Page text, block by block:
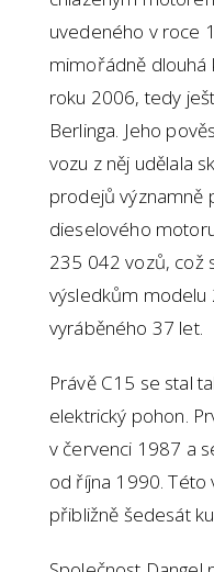
uvedeného v roce
mimořádně dlouhá
roku 2006, tedy
Berlinga. Jeho
vozu z něj udělala
prodejů významně
dieselového
235 042 vozů, což
výsledkům modelu
vyráběného 37 let.
Právě C15 se stal
elektrický pohon.
v červenci 1987 a
od října 1990. Této
přibližně šedesát